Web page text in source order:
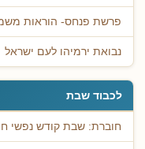
פרשת פנחס- הוראות
נבואת ירמיהו לעם ישראל
לכבוד שבת
חוברת: שבת קודש נפשי